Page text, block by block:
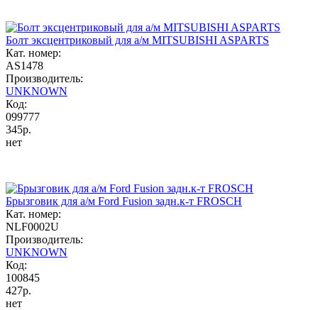
Болт эксцентриковый для а/м MITSUBISHI ASPARTS
Кат. номер:
AS1478
Производитель:
UNKNOWN
Код:
099777
345р.
нет
Брызговик для а/м Ford Fusion задн.к-т FROSCH
Кат. номер:
NLF0002U
Производитель:
UNKNOWN
Код:
100845
427р.
нет